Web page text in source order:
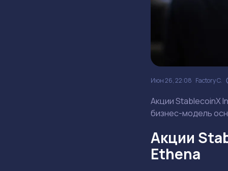
Июн 26, 22:08 Factory C.
Акции StablecoinX
бизнес-модель
Акции
Ethena